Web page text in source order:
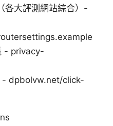
各大評測網站綜合）-
- privacy-
- dpbolvw.net/click-